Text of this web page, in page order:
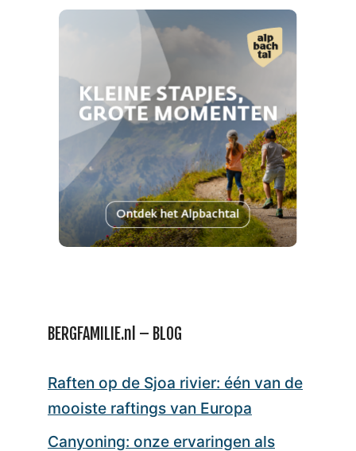
BERGFAMILIE.nl – BLOG
Raften op de Sjoa rivier: één van de
mooiste raftings van Europa
Canyoning: onze ervaringen als